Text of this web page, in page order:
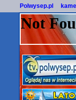
Polwysep.pl